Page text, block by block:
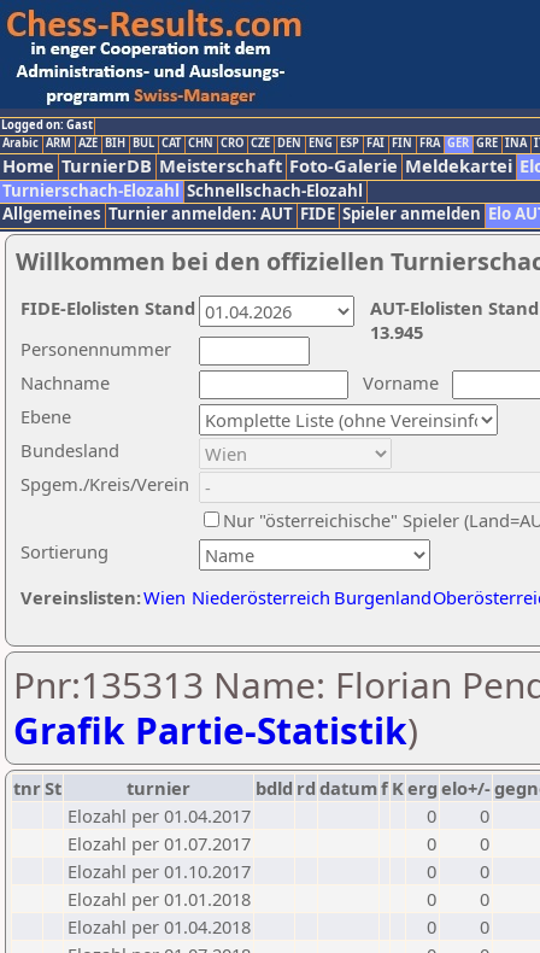
Logged on: Gast
Arabic ARM AZE BIH BUL CAT CHN CRO CZE DEN ENG ESP FAI FIN FRA GER GRE INA
Home TurnierDB Meisterschaft Foto-Galerie Meldekartei
Turnierschach-Elozahl Schnellschach-Elozahl
Allgemeines Turnier anmelden: AUT FIDE Spieler anmelden Elo
Willkommen bei den offiziellen
Nachname
Vorname
Ebene
Sortierung
Personennummer
Bundesland
Spgem./Kreis/Verein
Nur "österreichische" Spieler
Vereinslisten:Wien Niederösterreich Burgenland
AUT-Elolisten
13.945
FIDE-Elolisten Stand
Pnr:135313 Name: Florian
Grafik Partie-Statistik)
tnrSt turnier bdld rd datumf Kerg elo+/-
Elozahl per 01.04.2017
0
0
Elozahl per 01.07.2017
0
0
Elozahl per 01.10.2017
0
0
Elozahl per 01.01.2018
0
0
Elozahl per 01.04.2018
0
0